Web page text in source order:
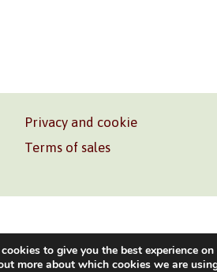
Privacy and cookie
Terms of sales
to give you the best experience
more about which cookies we are